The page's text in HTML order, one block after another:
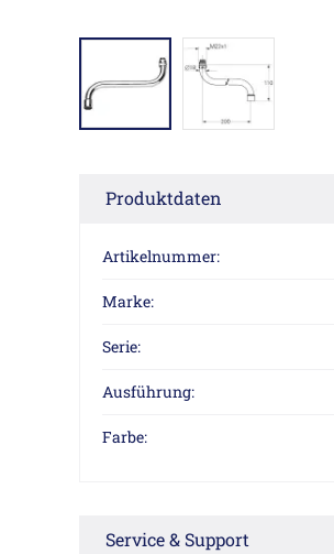
Produktdaten
Artikelnummer:
Marke:
Serie:
Ausführung:
Farbe:
Service & Support